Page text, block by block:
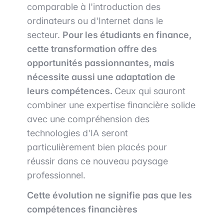
comparable à l'introduction des
ordinateurs ou d'Internet dans le
secteur. Pour les étudiants en finance,
cette transformation offre des
opportunités passionnantes, mais
nécessite aussi une adaptation de
leurs compétences. Ceux qui sauront
combiner une expertise financière solide
avec une compréhension des
technologies d'IA seront
particulièrement bien placés pour
réussir dans ce nouveau paysage
professionnel.
Cette évolution ne signifie pas que les
compétences financières